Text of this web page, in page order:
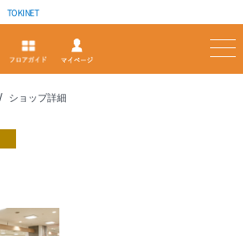
TOKINET
トキハ フロアガイド
ショップ詳細